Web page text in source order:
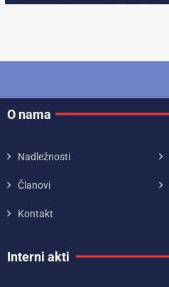
O nama
Nadležnosti
Članovi
Kontakt
Interni akti